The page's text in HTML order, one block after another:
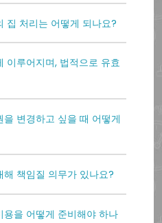
집 처리는 어떻게 되나요?
이루어지며, 법적으로 유효
변경하고 싶을 때 어떻게
책임질 의무가 있나요?
을 어떻게 준비해야 하나